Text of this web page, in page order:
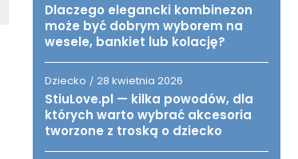
Dlaczego elegancki kombinezon
może być dobrym wyborem na
wesele, bankiet lub kolację?
Dziecko / 28 kwietnia 2026
StiuLove.pl — kilka powodów, dla
których warto wybrać akcesoria
tworzone z troską o dziecko